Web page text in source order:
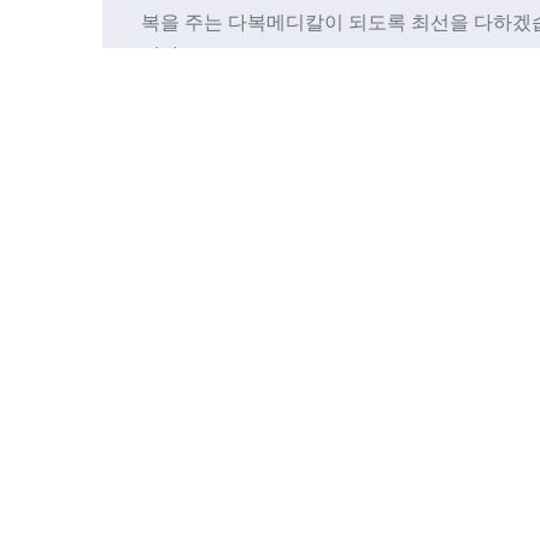
복을 주는 다복메디칼이 되도록 최선을 다하겠
니다.